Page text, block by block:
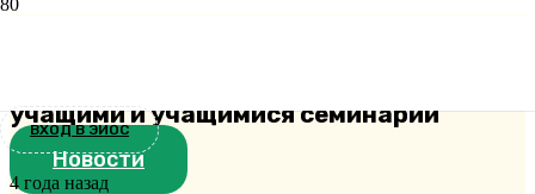
ВХОД В ЭИОС
учащими и учащимися семинарии
Новости
4 года назад